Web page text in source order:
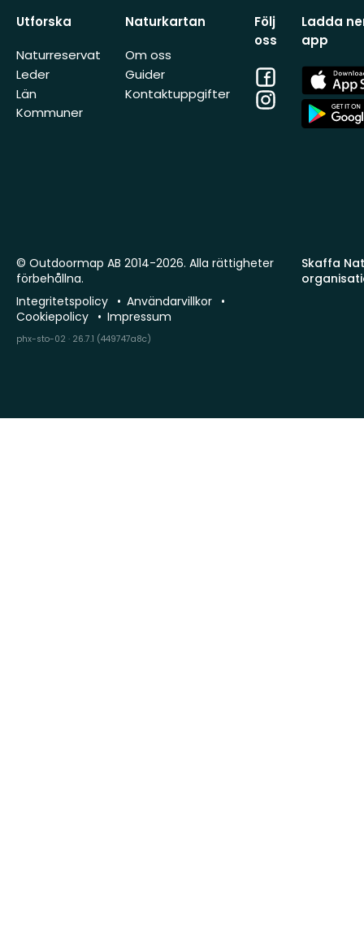
Utforska
Naturreservat
Leder
Län
Kommuner
Naturkartan
Om oss
Guider
Kontaktuppgifter
Följ
oss
Facebook
Instagram
Ladda
app
App
Store
App
Store
Skaffa
© Outdoormap AB 2014-2026. Alla rättigheter
förbehållna.
Integritetspolicy
Användarvillkor
Cookiepolicy
Impressum
phx-sto-02 · 26.7.1 (449747a8c)